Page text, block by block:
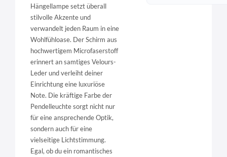
Hängellampe setzt überall
stilvolle Akzente und
verwandelt jeden Raum in eine
Wohlfühloase. Der Schirm aus
hochwertigem Microfaserstoff
erinnert an samtiges Velours-
Leder und verleiht deiner
Einrichtung eine luxuriöse
Note. Die kräftige Farbe der
Pendelleuchte sorgt nicht nur
für eine ansprechende Optik,
sondern auch für eine
vielseitige Lichtstimmung.
Egal, ob du ein romantisches